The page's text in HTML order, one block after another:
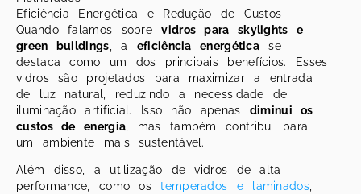
Eficiência Energética e Redução de Custos
Quando falamos sobrevidros para skylights e
green buildings, a eficiência energética se
destaca como um dos principais benefícios. Esses
vidros são projetados para maximizar a entrada
de luz natural, reduzindo a necessidade de
iluminação artificial. Isso não apenas diminui os
custos de energia, mas também contribui para
um ambiente mais sustentável.
Além disso, a utilização de vidros de alta
performance, como ostemperados e laminados,